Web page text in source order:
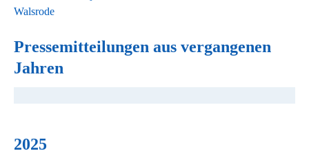
Walsrode
Pressemitteilungen aus vergangenen
Jahren
2025